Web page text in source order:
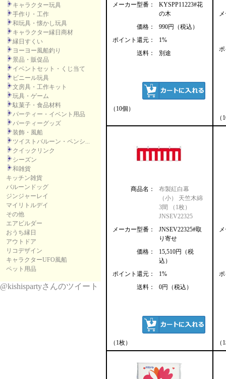
キャラクター玩具
手作り・工作
和玩具・懐かし玩具
キャラクター縁日商材
縁日すくい
ヨーヨー風船釣り
景品・販促品
イベントセット・くじ当て
ビニール玩具
文房具・工作キット
玩具・ゲーム
駄菓子・食品材料
パーティー・イベント用品
パーティーグッズ
装飾・風船
ツイストバルーン・ペンシ...
クイックリンク
シーズン
和雑貨
キッチン雑貨
バルーンドッグ
ジンジャーレイ
マイリトルデイ
その他
エアビルダー
おうち縁日
アウトドア
リコデザイン
キャラクターUFO風船
ペット用品
@kishispartyさんのツイート
メーカー型番：
KYSPP11223#花
の木
価格：
990円（税込）
ポイント還元：
1%
送料：
別途
（10個）
商品名：
布製紅白幕
（小） 天竺木綿
3間 （1枚）
JNSEV22325
メーカー型番：
JNSEV22325#取
り寄せ
価格：
15,510円（税
込）
ポイント還元：
1%
送料：
0円（税込）
（1枚） （